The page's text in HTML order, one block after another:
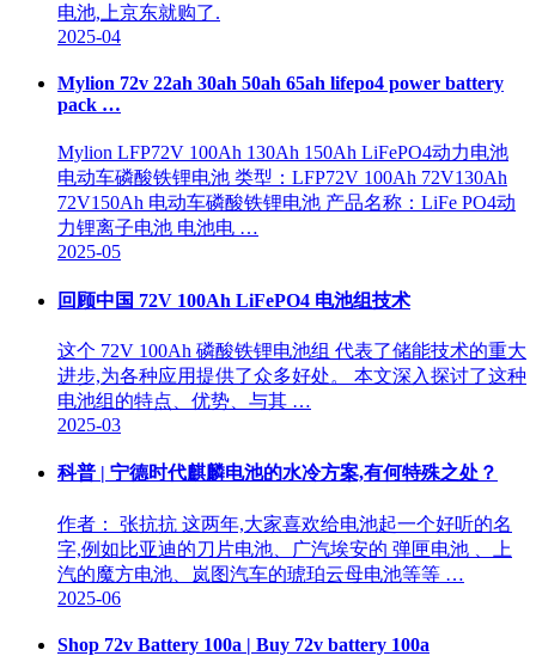
电池,上京东就购了.
2025-04
Mylion 72v 22ah 30ah 50ah 65ah lifepo4 power battery
pack …
Mylion LFP72V 100Ah 130Ah 150Ah LiFePO4动力电池
电动车磷酸铁锂电池 类型：LFP72V 100Ah 72V130Ah
72V150Ah 电动车磷酸铁锂电池 产品名称：LiFe PO4动
力锂离子电池 电池电 …
2025-05
回顾中国 72V 100Ah LiFePO4 电池组技术
这个 72V 100Ah 磷酸铁锂电池组 代表了储能技术的重大
进步,为各种应用提供了众多好处。 本文深入探讨了这种
电池组的特点、优势、与其 …
2025-03
科普 | 宁德时代麒麟电池的水冷方案,有何特殊之处？
作者： 张抗抗 这两年,大家喜欢给电池起一个好听的名
字,例如比亚迪的刀片电池、广汽埃安的 弹匣电池 、上
汽的魔方电池、岚图汽车的琥珀云母电池等等 …
2025-06
Shop 72v Battery 100a | Buy 72v battery 100a